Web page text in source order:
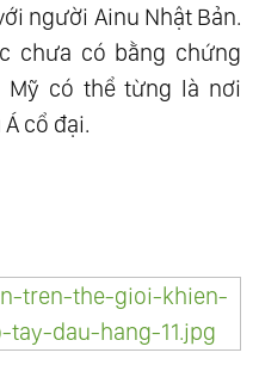
người Ainu Nhật Bản.
chưa có bằng chứng
Mỹ có thể từng là nơi
cổ đại.